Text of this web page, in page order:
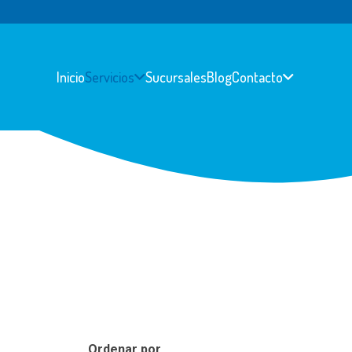
InicioServicios SucursalesBlogContacto